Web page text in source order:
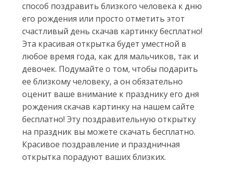
способ поздравить близкого человека к дню
его рождения или просто отметить этот
счастливый день скачав картинку бесплатно!
Эта красивая открытка будет уместной в
любое время года, как для мальчиков, так и
девочек. Подумайте о том, чтобы подарить
ее близкому человеку, а он обязательно
оценит ваше внимание к празднику его дня
рождения скачав картинку на нашем сайте
бесплатно! Эту поздравительную открытку
на праздник вы можете скачать бесплатно.
Красивое поздравление и праздничная
открытка порадуют ваших близких.